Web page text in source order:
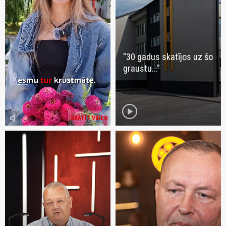
SKATĪT VIDEO
volume_mute
"30 gadus skatījos uz šo
graustu..."
play_circle